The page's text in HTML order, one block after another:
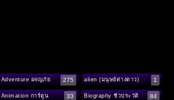
Adventure ผจญภัย 275 alien (มนุษย์ต่างดาว) 1
Animation การ์ตูน 33 Biography ชีวประวัติ 84